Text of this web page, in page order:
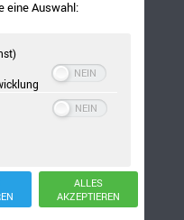
eine Auswahl:
ALLES
AKZEPTIEREN